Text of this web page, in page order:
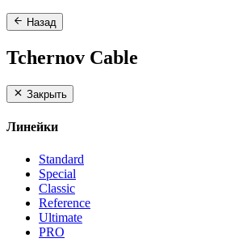
Назад
Tchernov Cable
Закрыть
Линейки
Standard
Special
Classic
Reference
Ultimate
PRO